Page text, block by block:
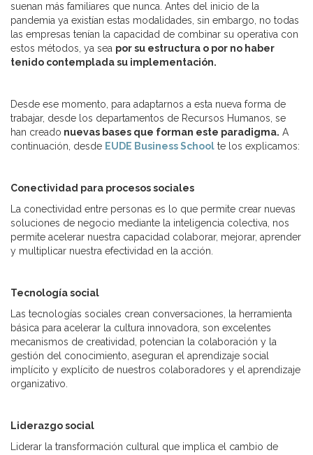
suenan más familiares que nunca. Antes del inicio de la
pandemia ya existían estas modalidades, sin embargo, no todas
las empresas tenían la capacidad de combinar su operativa con
estos métodos, ya sea por su estructura o por no haber
tenido contemplada su implementación.
Desde ese momento, para adaptarnos a esta nueva forma de
trabajar, desde los departamentos de Recursos Humanos, se
han creado nuevas bases que forman este paradigma. A
continuación, desde EUDE Business School te los explicamos:
Conectividad para procesos sociales
La conectividad entre personas es lo que permite crear nuevas
soluciones de negocio mediante la inteligencia colectiva, nos
permite acelerar nuestra capacidad colaborar, mejorar, aprender
y multiplicar nuestra efectividad en la acción.
Tecnología social
Las tecnologías sociales crean conversaciones, la herramienta
básica para acelerar la cultura innovadora, son excelentes
mecanismos de creatividad, potencian la colaboración y la
gestión del conocimiento, aseguran el aprendizaje social
implícito y explícito de nuestros colaboradores y el aprendizaje
organizativo.
Liderazgo social
Liderar la transformación cultural que implica el cambio de